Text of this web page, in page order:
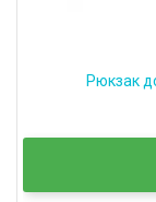
Рюкзак